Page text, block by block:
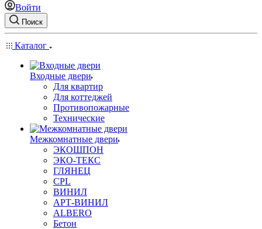
Войти
Поиск
Каталог
Входные двери
Для квартир
Для коттеджей
Противопожарные
Технические
Межкомнатные двери
ЭКОШПОН
ЭКО-ТЕКС
ГЛЯНЕЦ
CPL
ВИНИЛ
АРТ-ВИНИЛ
ALBERO
Бетон